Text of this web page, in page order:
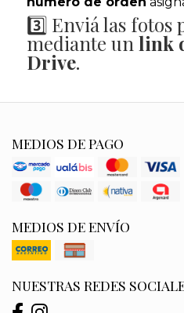
3️⃣ Enviá las fotos
mediante un link
Drive.
MEDIOS DE PAGO
MEDIOS DE ENVÍO
NUESTRAS REDES